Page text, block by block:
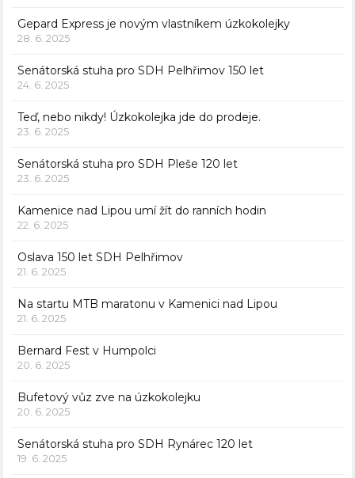
Gepard Express je novým vlastníkem úzkokolejky
28. 6. 2025
Senátorská stuha pro SDH Pelhřimov 150 let
24. 6. 2025
Teď, nebo nikdy! Úzkokolejka jde do prodeje.
23. 6. 2025
Senátorská stuha pro SDH Pleše 120 let
23. 6. 2025
Kamenice nad Lipou umí žít do ranních hodin
22. 6. 2025
Oslava 150 let SDH Pelhřimov
21. 6. 2025
Na startu MTB maratonu v Kamenici nad Lipou
21. 6. 2025
Bernard Fest v Humpolci
20. 6. 2025
Bufetový vůz zve na úzkokolejku
20. 6. 2025
Senátorská stuha pro SDH Rynárec 120 let
19. 6. 2025